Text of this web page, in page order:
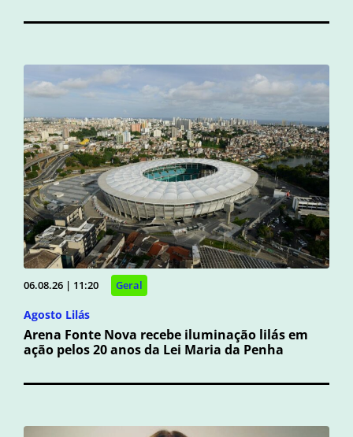
06.08.26 | 11:20 Geral
Agosto Lilás
Arena Fonte Nova recebe iluminação lilás em
ação pelos 20 anos da Lei Maria da Penha